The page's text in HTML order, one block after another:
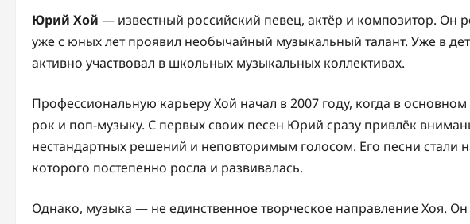
Юрий Хой — известный российский певец, актёр и композитор. Он
уже с юных лет проявил необычайный музыкальный талант. Уже в
активно участвовал в школьных музыкальных коллективах.
Профессиональную карьеру Хой начал в 2007 году, когда в
рок и поп-музыку. С первых своих песен Юрий сразу привлёк
нестандартных решений и неповторимым голосом. Его песни стали
которого постепенно росла и развивалась.
Однако, музыка — не единственное творческое направление Хоя. Он